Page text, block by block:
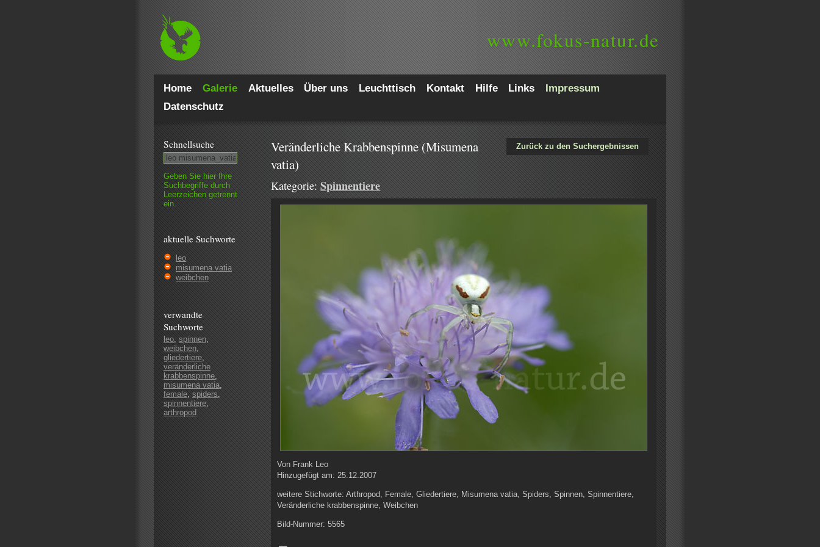
www.fokus-natur.de
Home Galerie Aktuelles Über uns Leuchttisch Kontakt Hilfe Links
Impressum
Datenschutz
Schnell­suche
Geben Sie hier Ihre
Such­begriffe durch
Leer­zeichen getrennt
ein.
aktuelle Suchworte
leo
misumena vatia
weibchen
verwandte
Suchworte
leo, spinnen,
weibchen,
gliedertiere,
veränderliche
krabbenspinne,
misumena vatia,
female, spiders,
spinnentiere,
arthropod
Zurück zu den Suchergebnissen
Veränderliche Krabbenspinne (Misumena
vatia)
Kategorie:Spinnentiere
Von Frank Leo
Hinzugefügt am:25.12.2007
weitere Stichworte:Arthropod, Female, Gliedertiere, Misumena vatia, Spiders, Spinnen, Spinnentiere,
Veränderliche krabbenspinne, Weibchen
Bild-Nummer:5565